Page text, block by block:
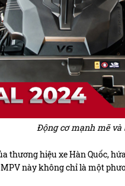
Động cơ mạnh mẽ và
thương hiệu xe Hàn Quốc,
này không chỉ là một